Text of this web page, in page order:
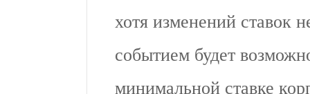
хотя изменений ставок
событием будет
минимальной ставке